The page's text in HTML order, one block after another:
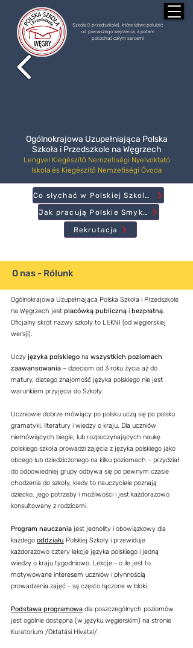
Szkoła (i przedszkole), które łatwo polubić
od pierwszego wejrzenia, a potem
pokochać całym sercem!
Ogólnokrajowa Uzupełniająca Polska
Szkoła i Przedszkole na Węgrzech
Lengyel Kiegészítő Nemzetiségi Nyelvoktató
Iskola és Kiegészítő Nemzetiségi Óvoda
Rekrutacja
Jak pracują Polskie Smyki?
Co słychać w Polskiej Szkole?
Ogólnokrajowa Uzupełniająca Polska Szkoła i Przedszkole
na Węgrzech jest placówką publiczną i bezpłatną.
Oficjalny skrót nazwy szkoły to LEKNI (od węgierskiej
wersji).
Uczy języka polskiego na wszystkich poziomach
zaawansowania – dzieciom od 3 roku życia aż do
matury, dlatego znajomość języka polskiego nie jest
warunkiem przyjęcia do Szkoły.
Uczniowie dobrze mówiący po polsku uczą się po polsku
gramatyki, literatury i wiedzy o kraju. Dla uczniów
niemówiących biegle, lub rozpoczynających naukę
polskiego szkoła prowadzi zajęcia z języka polskiego jako
obcego lub dziedziczonego na kilku poziomach – przydział
do odpowiedniej grupy odbywa się po pewnym czasie
chodzenia do szkoły, kiedy to nauczyciele poznają
dziecko, jego potrzeby i możliwości i jest każdorazowo
konsultowany z rodzicami.
Program nauczania jest jednolity i obowiązkowy dla
każdego oddziału Polskiej Szkoły i przewiduje
każdorazowo cztery lekcje języka polskiego i jedną
wiedzy o kraju tygodniowo. Lekcje - o ile jest to
motywowane interesem uczniów i płynnością
prowadzenia zajęć - są często łączone w bloki.
Podstawa programowa dla poszczególnych poziomów
jest ogólnie dostępna (w języku węgierskim) na stronie
Kuratorium /Oktatási Hivatal/.
O nas - Rólunk